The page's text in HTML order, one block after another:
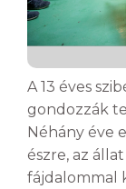
A 13 éves
gondozzák
Néhány éve
észre, az
fájdalommal